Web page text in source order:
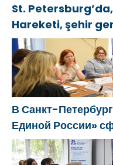
St.
Hareketi, şehir
destek
öneriler hazırladı
В Санкт-
Единой России»
предложения по
программ